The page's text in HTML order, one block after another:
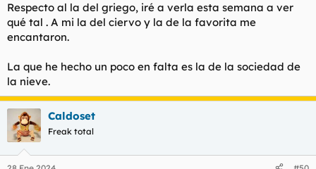
Respecto al la del griego, iré a verla esta semana a ver
qué tal . A mi la del ciervo y la de la favorita me
encantaron.
La que he hecho un poco en falta es la de la sociedad de
la nieve.
Caldoset
Freak total